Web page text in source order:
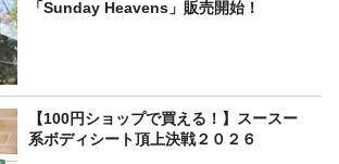
「Sunday Heavens」販売開始！
【100円ショップで買える！】スースー
系ボディシート頂上決戦２０２６